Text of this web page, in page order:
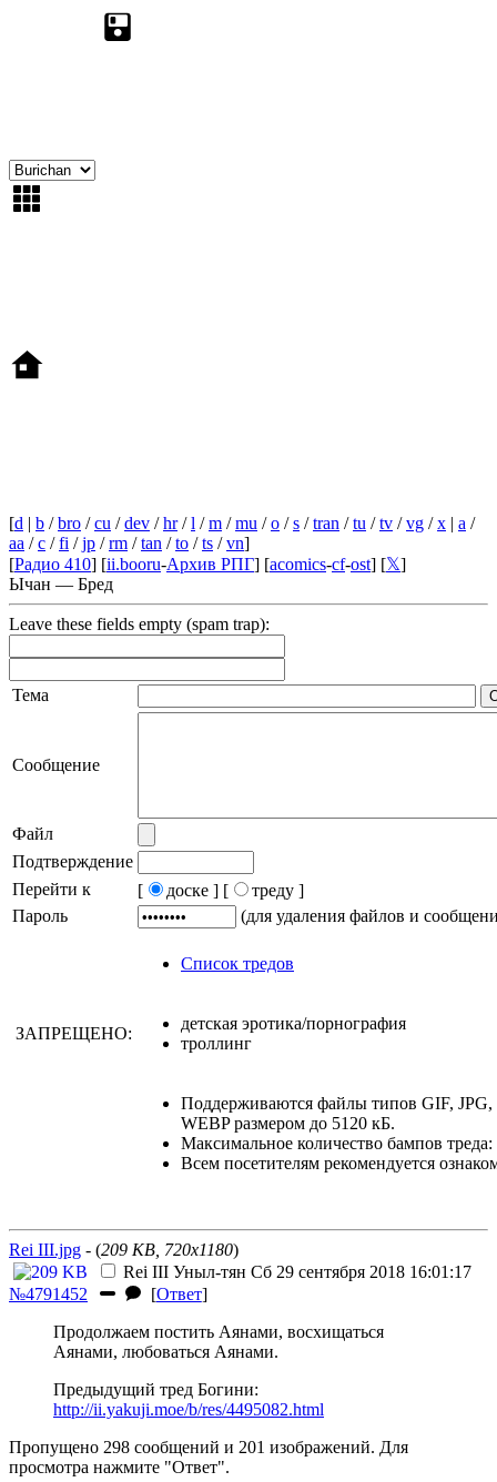
[d | b /bro /cu /dev /hr/l /m /mu /o /s /tran /tu /tv /vg /x | a /
aa /c /fi /jp /rm /tan /to /ts /vn]
[Радио 410] [ii.booru-Архив РПГ] [acomics-cf-ost] [𝕏]
Ычан — Бред
Leave these fields empty (spam trap):
Тема
Сообщение
Файл
Подтверждение
Перейти к
[ доске ] [
треду ]
Пароль
(для удаления файлов и
Список тредов
ЗАПРЕЩЕНО:
детская эротика/порнография
троллинг
Поддерживаются файлы типов GIF,
WEBP размером до 5120 кБ.
Максимальное количество бампов треда:
Всем посетителям рекомендуется
Rei III.jpg - (209 KB, 720x1180)
Rei III Уныл-тян Сб 29 сентября 2018 16:01:17
№4791452
[Ответ]
Продолжаем постить Аянами, восхищаться
Аянами, любоваться Аянами.
Предыдущий тред Богини:
http://ii.yakuji.moe/b/res/4495082.html
Пропущено 298 сообщений и 201 изображений. Для
просмотра нажмите "Ответ".